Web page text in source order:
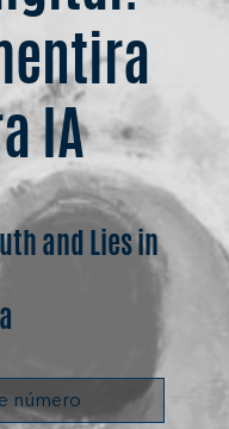
IA
and Lies in
número